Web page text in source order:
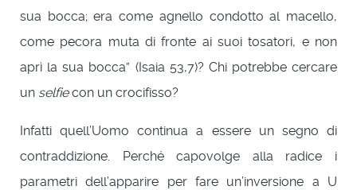
sua bocca; era come agnello condotto al macello,
come pecora muta di fronte ai suoi tosatori, e non
aprì la sua bocca” (Isaia 53,7)? Chi potrebbe cercare
un selfiecon un crocifisso?
Infatti quell’Uomo continua a essere un segno di
contraddizione. Perché capovolge alla radice i
parametri dell’apparire per fare un’inversione a U